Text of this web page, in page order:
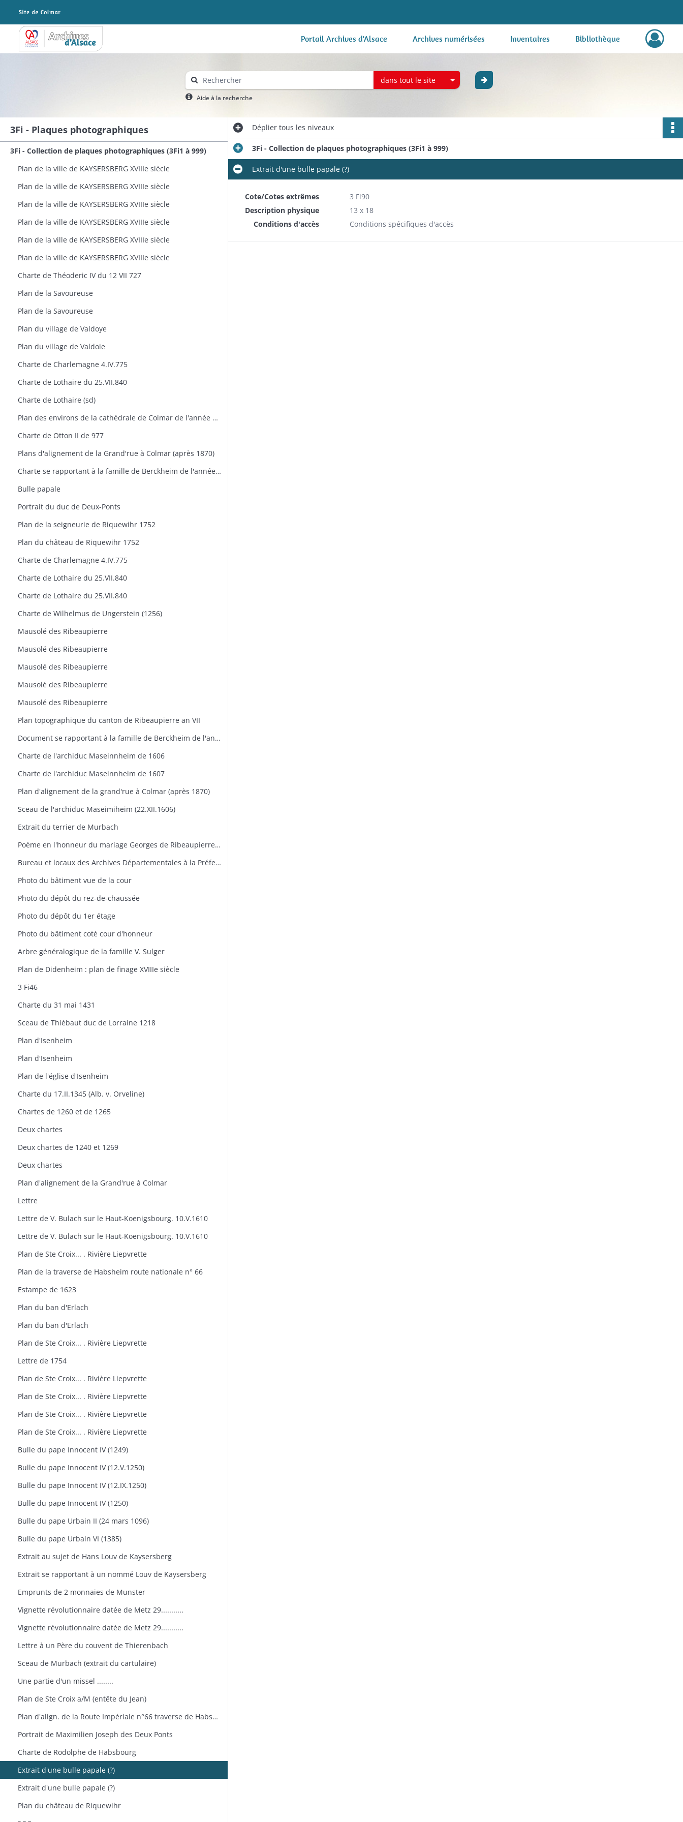
Archives Alsace - Colmar Portail Archives d'Alsace Archives numérisées Inventaires Bibliothèque
dans tout le site
Aide à la recherche
3Fi - Plaques photographiques
3Fi - Collection de plaques photographiques (3Fi1 à 999)
Plan de la ville de KAYSERSBERG XVIIIe siècle
Plan de la ville de KAYSERSBERG XVIIIe siècle
Plan de la ville de KAYSERSBERG XVIIIe siècle
Plan de la ville de KAYSERSBERG XVIIIe siècle
Plan de la ville de KAYSERSBERG XVIIIe siècle
Plan de la ville de KAYSERSBERG XVIIIe siècle
Charte de Théoderic IV du 12 VII 727
Plan de la Savoureuse
Plan de la Savoureuse
Plan du village de Valdoye
Plan du village de Valdoie
Charte de Charlemagne 4.IV.775
Charte de Lothaire du 25.VII.840
Charte de Lothaire (sd)
Plan des environs de la cathédrale de Colmar de l'année 1785
Charte de Otton II de 977
Plans d'alignement de la Grand'rue à Colmar (après 1870)
Charte se rapportant à la famille de Berckheim de l'année 1488
Bulle papale
Portrait du duc de Deux-Ponts
Plan de la seigneurie de Riquewihr 1752
Plan du château de Riquewihr 1752
Charte de Charlemagne 4.IV.775
Charte de Lothaire du 25.VII.840
Charte de Lothaire du 25.VII.840
Charte de Wilhelmus de Ungerstein (1256)
Mausolé des Ribeaupierre
Mausolé des Ribeaupierre
Mausolé des Ribeaupierre
Mausolé des Ribeaupierre
Mausolé des Ribeaupierre
Plan topographique du canton de Ribeaupierre an VII
Document se rapportant à la famille de Berckheim de l'année 1517
Charte de l'archiduc Maseinnheim de 1606
Charte de l'archiduc Maseinnheim de 1607
Plan d'alignement de la grand'rue à Colmar (après 1870)
Sceau de l'archiduc Maseimiheim (22.XII.1606)
Extrait du terrier de Murbach
Poème en l'honneur du mariage Georges de Ribeaupierre et d'Agathe de Hanau 1623
Bureau et locaux des Archives Départementales à la Préfecture de Colmar
Photo du bâtiment vue de la cour
Photo du dépôt du rez-de-chaussée
Photo du dépôt du 1er étage
Photo du bâtiment coté cour d'honneur
Arbre généralogique de la famille V. Sulger
Plan de Didenheim : plan de finage XVIIIe siècle
3 Fi46
Charte du 31 mai 1431
Sceau de Thiébaut duc de Lorraine 1218
Plan d'Isenheim
Plan d'Isenheim
Plan de l'église d'Isenheim
Charte du 17.II.1345 (Alb. v. Orveline)
Chartes de 1260 et de 1265
Deux chartes
Deux chartes de 1240 et 1269
Deux chartes
Plan d'alignement de la Grand'rue à Colmar
Lettre
Lettre de V. Bulach sur le Haut-Koenigsbourg. 10.V.1610
Lettre de V. Bulach sur le Haut-Koenigsbourg. 10.V.1610
Plan de Ste Croix... . Rivière Liepvrette
Plan de la traverse de Habsheim route nationale n° 66
Estampe de 1623
Plan du ban d'Erlach
Plan du ban d'Erlach
Plan de Ste Croix... . Rivière Liepvrette
Lettre de 1754
Plan de Ste Croix... . Rivière Liepvrette
Plan de Ste Croix... . Rivière Liepvrette
Plan de Ste Croix... . Rivière Liepvrette
Plan de Ste Croix... . Rivière Liepvrette
Bulle du pape Innocent IV (1249)
Bulle du pape Innocent IV (12.V.1250)
Bulle du pape Innocent IV (12.IX.1250)
Bulle du pape Innocent IV (1250)
Bulle du pape Urbain II (24 mars 1096)
Bulle du pape Urbain VI (1385)
Extrait au sujet de Hans Louv de Kaysersberg
Extrait se rapportant à un nommé Louv de Kaysersberg
Emprunts de 2 monnaies de Munster
Vignette révolutionnaire datée de Metz 29...........
Vignette révolutionnaire datée de Metz 29...........
Lettre à un Père du couvent de Thierenbach
Sceau de Murbach (extrait du cartulaire)
Une partie d'un missel ........
Plan de Ste Croix a/M (entête du Jean)
Plan d'align. de la Route Impériale n°66 traverse de Habsheim
Portrait de Maximilien Joseph des Deux Ponts
Charte de Rodolphe de Habsbourg
Extrait d'une bulle papale (?)
Extrait d'une bulle papale (?)
Plan du château de Riquewihr
Dépliertous les niveaux
3Fi - Collection de plaques photographiques (3Fi1 à 999)
Extrait d'une bulle papale (?)
Cote/Cotes extrêmes
3 Fi90
Description physique
13 x 18
Conditions d'accès
Conditions spécifiques d'accès